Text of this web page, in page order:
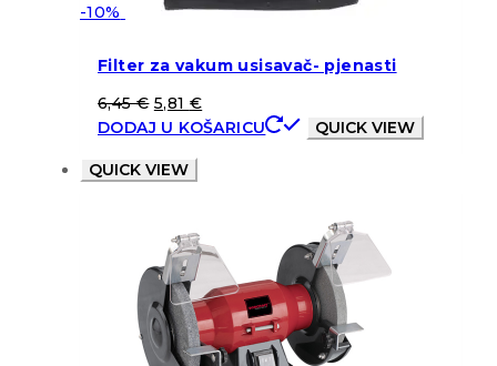
-10%
Filter za vakum usisavač- pjenasti
6,45€ 5,81 €
DODAJ U KOŠARICU
QUICK VIEW
QUICK VIEW